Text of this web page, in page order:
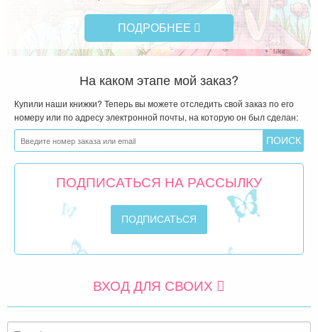
ПОДРОБНЕЕ
На каком этапе мой заказ?
Купили наши книжки? Теперь вы можете отследить свой заказ по его
номеру или по адресу электронной почты, на которую он был сделан:
ПОДПИСАТЬСЯ НА РАССЫЛКУ
ВХОД ДЛЯ СВОИХ